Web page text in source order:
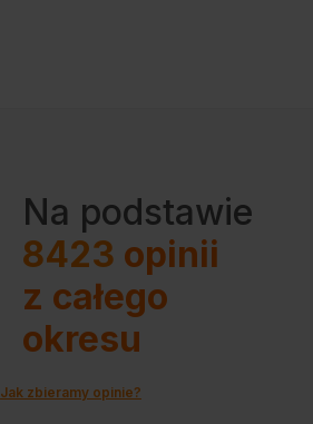
Na podstawie
8423 opinii
z całego
okresu
Jak zbieramy opinie?